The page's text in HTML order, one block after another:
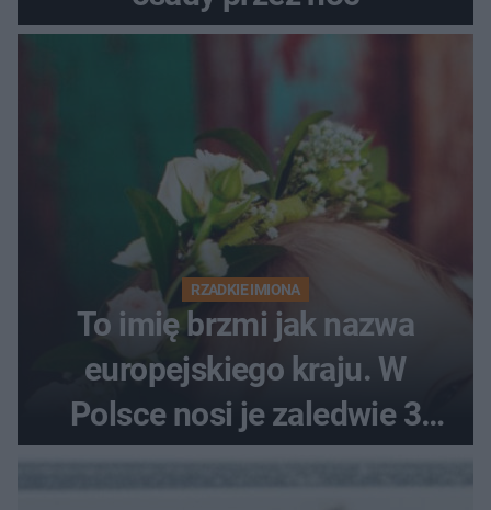
RZADKIE IMIONA
To imię brzmi jak nazwa
europejskiego kraju. W
Polsce nosi je zaledwie 3
kobiety